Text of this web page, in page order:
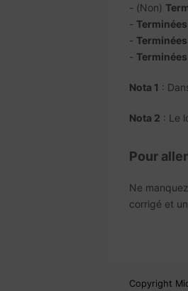
- (Non)
-
-
-
Nota 1 :
Nota 2 : Le
Pour
Ne
corrigé et
Copyright